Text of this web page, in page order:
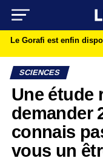
Le Gorafi est enfin
SCIENCES
Une étude
demander
connais
vous un